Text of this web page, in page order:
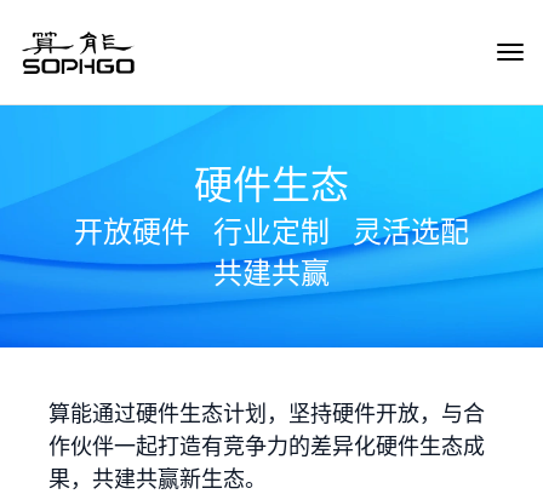
硬件生态
开放硬件 行业定制
灵活选配
共建共赢
算能通过硬件生态计划，坚持硬件开放，与合
作伙伴一起打造有竞争力的差异化硬件生态成
果，共建共赢新生态。